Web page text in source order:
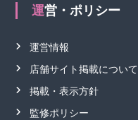
運営・ポリシー
運営情報
店舗サイト掲載について
掲載・表示方針
監修ポリシー